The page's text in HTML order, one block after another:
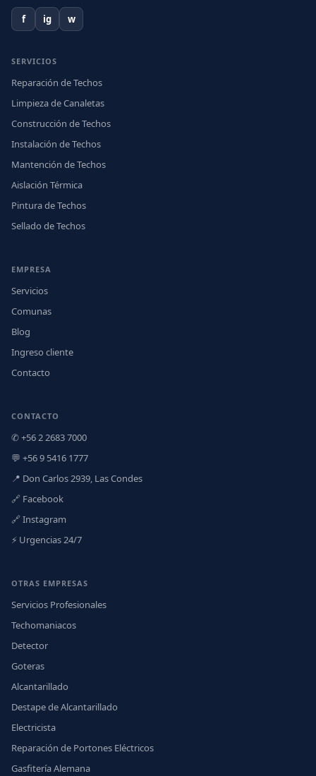
f ig w
SERVICIOS
Reparación de Techos
Limpieza de Canaletas
Construcción de Techos
Instalación de Techos
Mantención de Techos
Aislación Térmica
Pintura de Techos
Sellado de Techos
EMPRESA
Servicios
Comunas
Blog
Ingreso cliente
Contacto
CONTACTO
✆ +56 2 2683 7000
💬 +56 9 5416 1777
📍 Don Carlos 2939, Las Condes
🔗 Facebook
🔗 Instagram
⚡ Urgencias 24/7
OTRAS EMPRESAS
Servicios Profesionales
Techomaniacos
Detector
Goteras
Alcantarillado
Destape de Alcantarillado
Electricista
Reparación de Portones Eléctricos
Gasfitería Alemana